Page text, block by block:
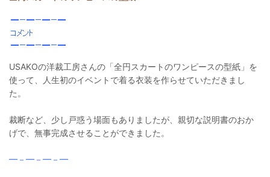
USAKOの洋裁工房さんの「全円スカートのワンピースの型紙」を
使って、人生初のイベントで着る衣装を作らせていただきまし
た。
裁断など、少し戸惑う場面もありましたが、親切な説明書のおか
げで、無事完成させることができました。
━－━－━－━